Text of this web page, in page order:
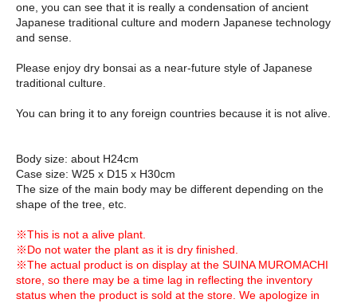
one, you can see that it is really a condensation of ancient
Japanese traditional culture and modern Japanese technology
and sense.
Please enjoy dry bonsai as a near-future style of Japanese
traditional culture.
You can bring it to any foreign countries because it is not alive.
Body size: about H24cm
Case size: W25 x D15 x H30cm
The size of the main body may be different depending on the
shape of the tree, etc.
※This is not a alive plant.
※Do not water the plant as it is dry finished.
※The actual product is on display at the SUINA MUROMACHI
store, so there may be a time lag in reflecting the inventory
status when the product is sold at the store. We apologize in